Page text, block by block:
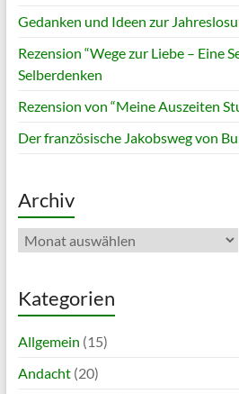
Gedanken und Ideen zur
Rezension “Wege zur Liebe – Eine
Selberdenken
Rezension von “Meine Auszeiten
Der französische Jakobsweg von
Archiv
Archiv
Kategorien
Allgemein (15)
Andacht(20)